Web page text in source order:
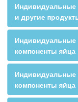
и другие
компоненты яйца
компоненты яйца